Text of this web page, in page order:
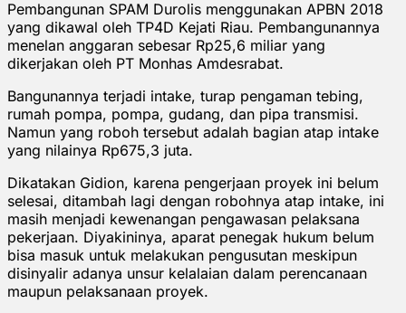
Pembangunan SPAM Durolis menggunakan APBN 2018
yang dikawal oleh TP4D Kejati Riau. Pembangunannya
menelan anggaran sebesar Rp25,6 miliar yang
dikerjakan oleh PT Monhas Amdesrabat.
Bangunannya terjadi intake, turap pengaman tebing,
rumah pompa, pompa, gudang, dan pipa transmisi.
Namun yang roboh tersebut adalah bagian atap intake
yang nilainya Rp675,3 juta.
Dikatakan Gidion, karena pengerjaan proyek ini belum
selesai, ditambah lagi dengan robohnya atap intake, ini
masih menjadi kewenangan pengawasan pelaksana
pekerjaan. Diyakininya, aparat penegak hukum belum
bisa masuk untuk melakukan pengusutan meskipun
disinyalir adanya unsur kelalaian dalam perencanaan
maupun pelaksanaan proyek.